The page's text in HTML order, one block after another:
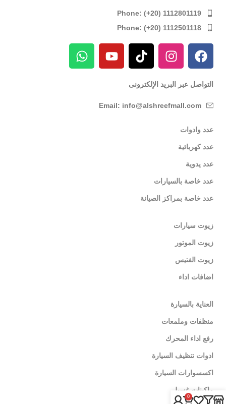
Phone: (+20) 1112801119
Phone: (+20) 1112501118
التواصل عبر البريد الإلكترونى
Email: info@alshreefmall.com
عدد وادوات
عدد كهربائية
عدد يدوية
عدد خاصة بالسيارات
عدد خاصة بمراكز الصيانة
زيوت سيارات
زيوت الموتور
زيوت الفتيس
اضافات اداء
العناية بالسيارة
منظفات وملمعات
رفع اداء المحرك
ادوات تنظيف السيارة
اكسسوارات السيارة
ماكينات غسيل
0